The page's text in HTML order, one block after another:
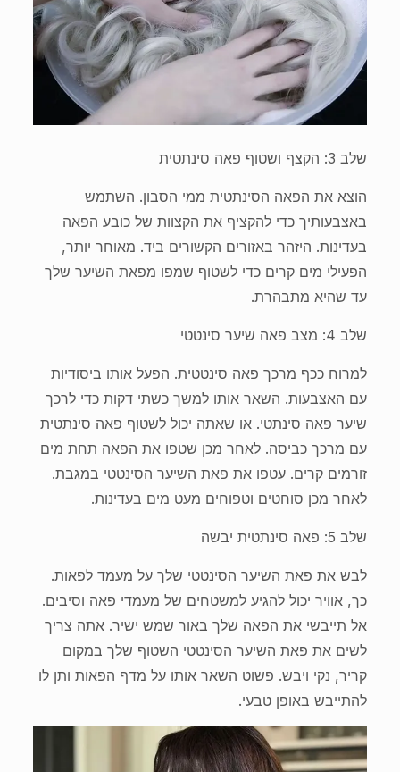
שלב 3: הקצף ושטוף פאה סינתטית
הוצא את הפאה הסינתטית ממי הסבון. השתמש
באצבעותיך כדי להקציף את הקצוות של כובע הפאה
בעדינות. היזהר באזורים הקשורים ביד. מאוחר יותר,
הפעילי מים קרים כדי לשטוף שמפו מפאת השיער שלך
עד שהיא מתבהרת.
שלב 4: מצב פאה שיער סינטטי
למרוח ככף מרכך פאה סינטטית. הפעל אותו ביסודיות
עם האצבעות. השאר אותו למשך כשתי דקות כדי לרכך
שיער פאה סינתטי. או שאתה יכול לשטוף פאה סינתטית
עם מרכך כביסה. לאחר מכן שטפו את הפאה תחת מים
זורמים קרים. עטפו את פאת השיער הסינטטי במגבת.
לאחר מכן סוחטים וטפוחים מעט מים בעדינות.
שלב 5: פאה סינתטית יבשה
לבש את פאת השיער הסינטטי שלך על מעמד לפאות.
כך, אוויר יכול להגיע למשטחים של מעמדי פאה וסיבים.
אל תייבשי את הפאה שלך באור שמש ישיר. אתה צריך
לשים את פאת השיער הסינטטי השטוף שלך במקום
קריר, נקי ויבש. פשוט השאר אותו על מדף הפאות ותן לו
להתייבש באופן טבעי.